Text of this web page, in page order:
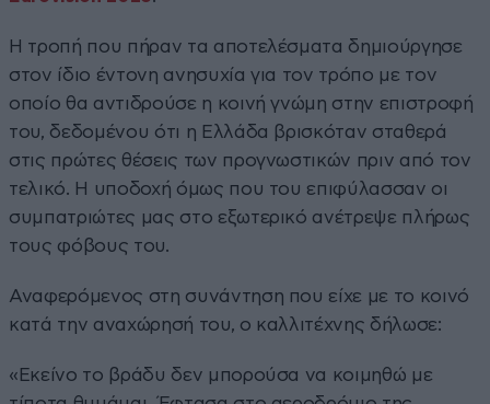
Η τροπή που πήραν τα αποτελέσματα δημιούργησε
στον ίδιο έντονη ανησυχία για τον τρόπο με τον
οποίο θα αντιδρούσε η κοινή γνώμη στην επιστροφή
του, δεδομένου ότι η Ελλάδα βρισκόταν σταθερά
στις πρώτες θέσεις των προγνωστικών πριν από τον
τελικό. Η υποδοχή όμως που του επιφύλασσαν οι
συμπατριώτες μας στο εξωτερικό ανέτρεψε πλήρως
τους φόβους του.
Αναφερόμενος στη συνάντηση που είχε με το κοινό
κατά την αναχώρησή του, ο καλλιτέχνης δήλωσε:
«Εκείνο το βράδυ δεν μπορούσα να κοιμηθώ με